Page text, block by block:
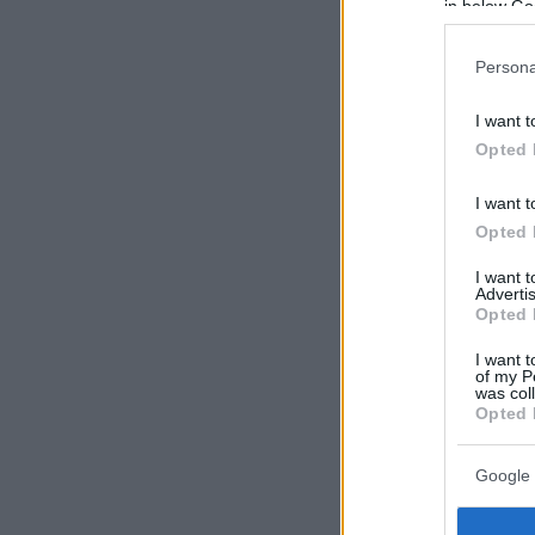
in below
I want
Opted
I want
Opted
I want
Opted
I want
of my
was
Opted
Google